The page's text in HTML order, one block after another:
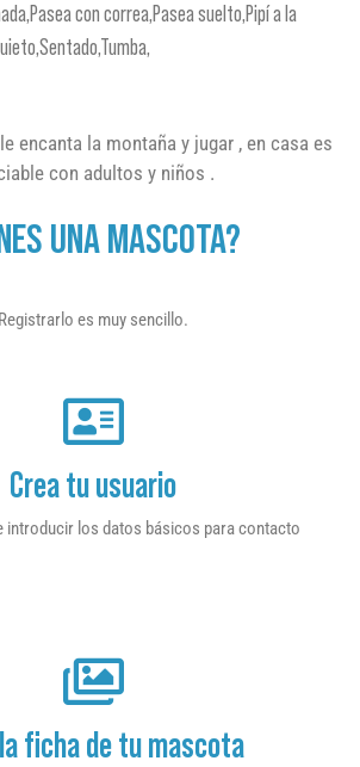
con correa,Pasea suelto,Pipí a la
encanta la montaña y jugar , en casa es
con adultos y niños .
UNA MASCOTA?
Registrarlo es muy sencillo.
Crea tu usuario
introducir los datos básicos para contacto
ficha de tu mascota